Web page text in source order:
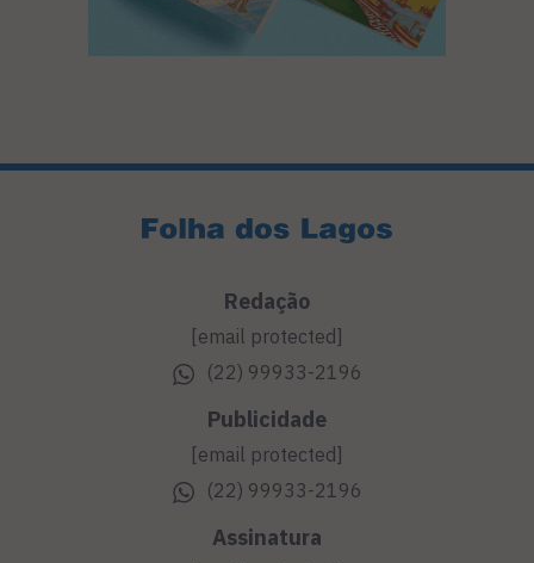
Redação
[email protected]
(22) 99933-2196
Publicidade
[email protected]
(22) 99933-2196
Assinatura